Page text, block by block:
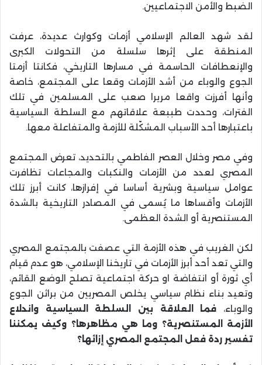
الضبط والأمن الاجتماعيين.
لقد شهد العالم الإسلامي أزمات وكوارث عديدة، عرفت
المنطقة على إثرها سلسلة من التحولات الكبرى
والإنعطافات الحاسمة في مسارها التاريخي، فكانتا أزمتا
الجوع والوباء من أشد الأزمات وقعا على المجتمع، خاصة
وأنها أفرزت واقعا مريرا صعب على المسلمين في تلك
الفترات، وحددت طببعة علاقاتهم مع السلطة السياسية
باعتبارها أحد الأسباب المشكّلة للأزمة والمتفاعلة معها.
وفي مصر وخلال العصر الفاطمي بالتحديد، تعرض المجتمع
المصري لعدد من الأزمات والنكبات والمجاعات تظافرت
عوامل سياسية وبشرية أساسا في إفرازها، كانت أبرز تلك
الأزمات وأقساها ما يُسمى في المصادر التاريخية بالشدة
المستنصرية أو الشدة العظمى.
لكن الغريب في هذه الأزمة التي عصفت بالمجتمع المصري
والتي تعد أحد أبرز الأزمات في تاريخنا الإسلامي، هو عدم قيام
أي ثورة أو انتفاضة او حركة اجتماعية تصلح الوضع القائم،
وتعيد بناء نظام سياسي يخلص المصريين من براثن الجوع
والوباء، فما العلاقة بين السلطة السياسية واندلاع
الأزمة المستنصرية؟ وما هي مظاهرها؟ وكيف يمكننا
تفسير ردة فعل المجتمع المصري إزائها؟